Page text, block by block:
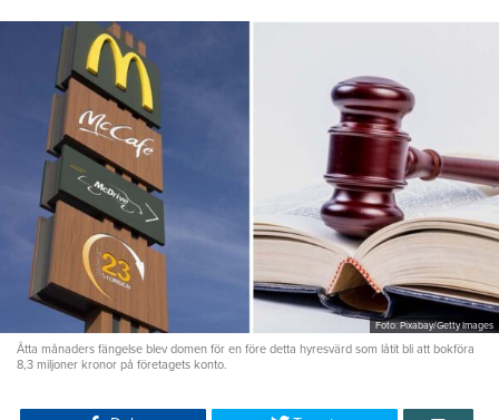
Foto: Pixabay/Getty Images
Åtta månaders fängelse blev domen för en före detta hyresvärd som låtit bli att bokföra
8,3 miljoner kronor på företagets konto.